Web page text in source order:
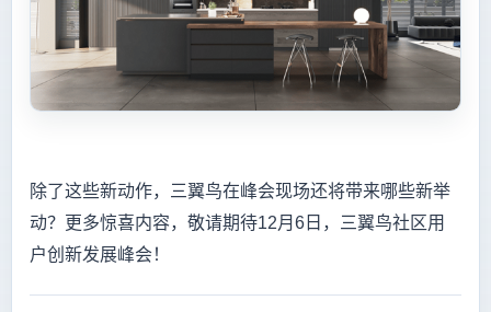
除了这些新动作，三翼鸟在峰会现场还将带来哪些新举
动？更多惊喜内容，敬请期待12月6日，三翼鸟社区用
户创新发展峰会！